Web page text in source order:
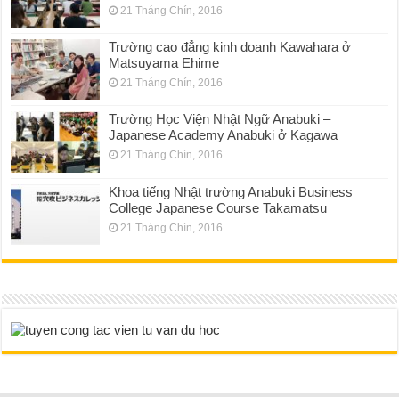
21 Tháng Chín, 2016
Trường cao đẳng kinh doanh Kawahara ở
Matsuyama Ehime
21 Tháng Chín, 2016
Trường Học Viện Nhật Ngữ Anabuki –
Japanese Academy Anabuki ở Kagawa
21 Tháng Chín, 2016
Khoa tiếng Nhật trường Anabuki Business
College Japanese Course Takamatsu
21 Tháng Chín, 2016